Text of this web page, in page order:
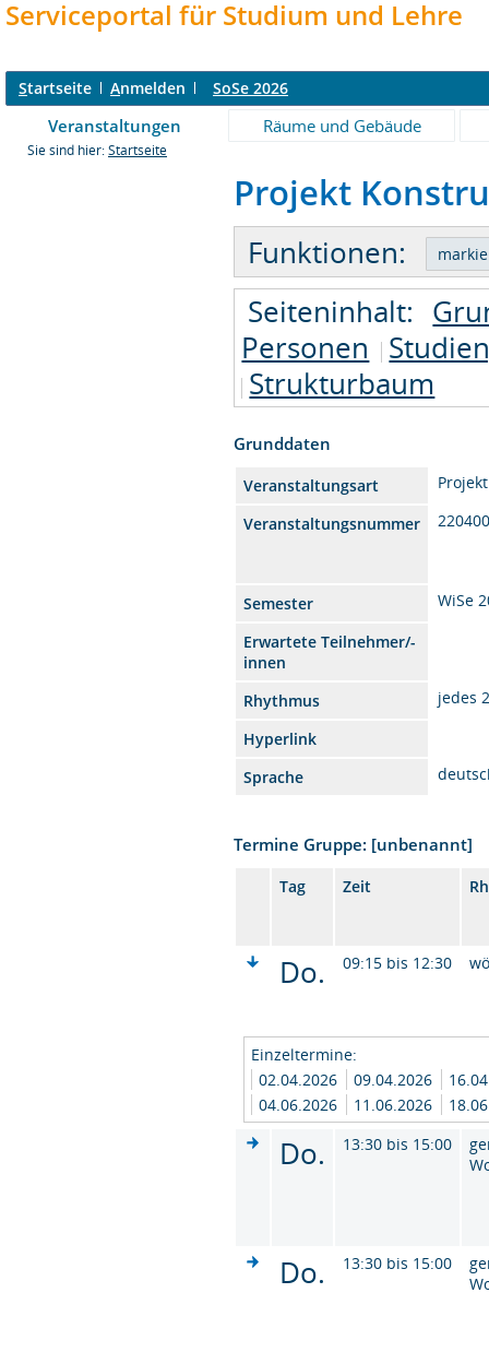
Serviceportal für Studium und Lehre
Startseite Anmelden SoSe 2026
Veranstaltungen Räume und Gebäude
Sie sind hier: Startseite
Projekt
Funktionen:
Seiteninhalt:
Personen
Strukturbaum
Grunddaten
Veranstaltungsart
Projekt
Veranstaltungsnummer
Semester
WiSe
Erwartete Teilnehmer/-
innen
Rhythmus
jedes
Hyperlink
Sprache
Termine Gruppe: [unbenannt]
Tag Zeit
Do. 09:15 bis 12:30
Einzeltermine:
02.04.2026
09.04.2026
04.06.2026
11.06.2026
Do. 13:30 bis 15:00
Do. 13:30 bis 15:00